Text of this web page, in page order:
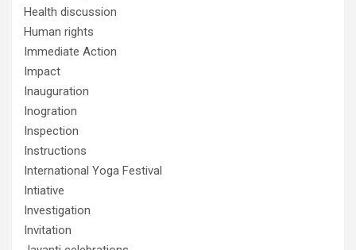
Health discussion
Human rights
Immediate Action
Impact
Inauguration
Inogration
Inspection
Instructions
International Yoga Festival
Intiative
Investigation
Invitation